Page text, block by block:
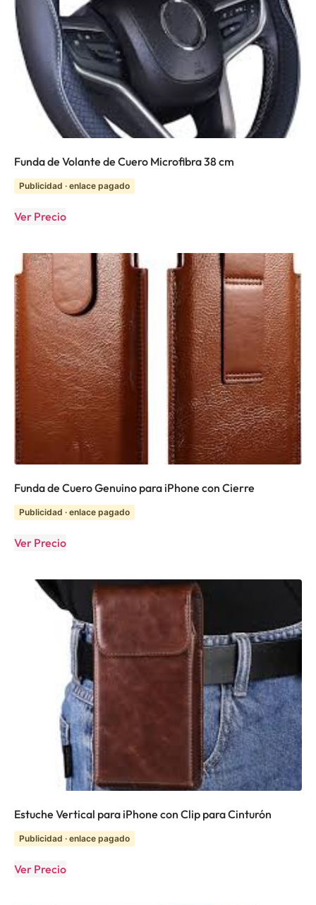
Funda de Volante de Cuero Microfibra 38 cm
Publicidad · enlace pagado
Ver Precio
Funda de Cuero Genuino para iPhone con Cierre
Publicidad · enlace pagado
Ver Precio
Estuche Vertical para iPhone con Clip para Cinturón
Publicidad · enlace pagado
Ver Precio